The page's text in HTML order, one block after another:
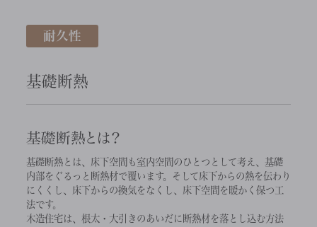
耐久性
基礎断熱
基礎断熱とは？
基礎断熱とは、床下空間も室内空間のひとつとして考え、基礎
内部をぐるっと断熱材で覆います。そして床下からの熱を伝わり
にくくし、床下からの換気をなくし、床下空間を暖かく保つ工
法です。
木造住宅は、根太・大引きのあいだに断熱材を落とし込む方法